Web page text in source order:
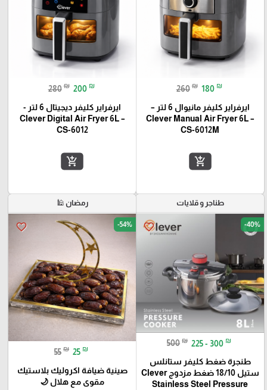
260 ₪ 180 ₪
ايرفراير كليفر مانيوال 6 لتر –
Clever Manual Air Fryer 6L –
CS-6012M
add_shopping_cart
280 ₪ 200 ₪
ايرفراير كليفر ديجيتال 6 لتر -
Clever Digital Air Fryer 6L –
CS-6012
add_shopping_cart
طناجر و قلايات
favorite_border -40%
500 ₪ 225 - 300 ₪
طنجرة ضغط كليفر ستانلس
ستيل 18/10 ضغط مزدوج Clever
Stainless Steel Pressure
رمضان 🕌
favorite_border -54%
55 ₪ 25 ₪
صينية ضيافة اكروليك بلاستيك
مقوى مع هلال 🌙